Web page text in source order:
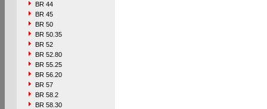
BR 44
BR 45
BR 50
BR 50.35
BR 52
BR 52.80
BR 55.25
BR 56.20
BR 57
BR 58.2
BR 58.30